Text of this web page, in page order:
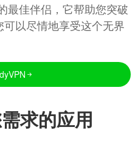
最佳伴侣，它帮助您突破
以尽情地享受这个无界
求的应用